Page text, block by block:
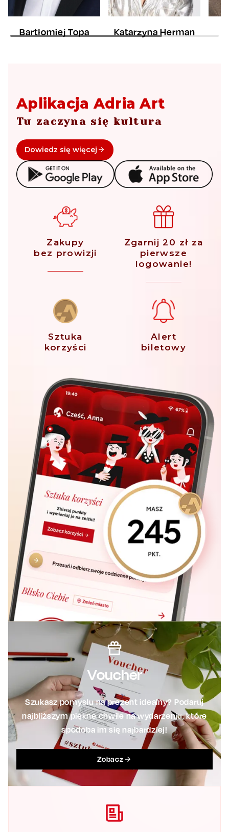
Bartłomiej Topa Katarzyna Herman
Aplikacja Adria Art
Tu zaczyna się kultura
Dowiedz się więcej
Zakupy
bez prowizji
Zgarnij 20 zł za
pierwsze
logowanie!
Sztuka
korzyści
Alert
biletowy
Voucher
Szukasz pomysłu na prezent idealny? Podaruj
najbliższym piękne chwile na wydarzeniu, które
spodoba im się najbardziej!
Zobacz